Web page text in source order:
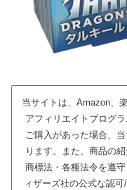
当サイトは、Amazon、
アフィリエイトプログ
ご購入があった場合、
ります。また、商品の
商標法・各種法令を遵
ィザーズ社の公式な認